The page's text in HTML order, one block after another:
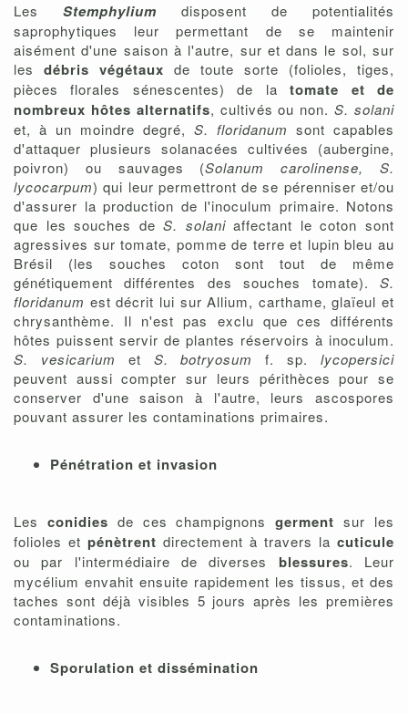
Les Stemphylium disposent de potentialités
saprophytiques leur permettant de se maintenir
aisément d'une saison à l'autre, sur et dans le sol, sur
les débris végétaux de toute sorte (folioles, tiges,
pièces florales sénescentes) de latomate et de
nombreux hôtes alternatifs, cultivés ou non.S. solani
et, à un moindre degré, S. floridanum sont capables
d'attaquer plusieurs solanacées cultivées (aubergine,
poivron) ou sauvages (Solanum carolinense, S.
lycocarpum) qui leur permettront de se pérenniser et/ou
d'assurer la production de l'inoculum primaire. Notons
que les souches deS. solaniaffectant le coton sont
agressives sur tomate, pomme de terre et lupin bleu au
Brésil (les souches coton sont tout de même
génétiquement différentes des souches tomate). S.
floridanum est décrit lui sur Allium, carthame, glaïeul et
chrysanthème. Il n'est pas exclu que ces différents
hôtes puissent servir de plantes réservoirs à inoculum.
S. vesicarium et S. botryosum f. sp.lycopersici
peuvent aussi compter sur leurs périthèces pour se
conserver d'une saison à l'autre, leurs ascospores
pouvant assurer les contaminations primaires.
Pénétration et invasion
Les conidies de ces champignonsgerment sur les
folioles et pénètrent directement à travers la cuticule
ou par l'intermédiaire de diverses blessures. Leur
mycélium envahit ensuite rapidement les tissus, et des
taches sont déjà visibles 5 jours après les premières
contaminations.
Sporulation et dissémination